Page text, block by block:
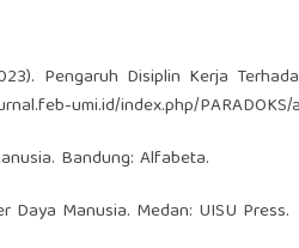
Pengaruh Disiplin Kerja
umi.id/index.php/
Bandung: Alfabeta.
Daya Manusia. Medan: UISU Press.